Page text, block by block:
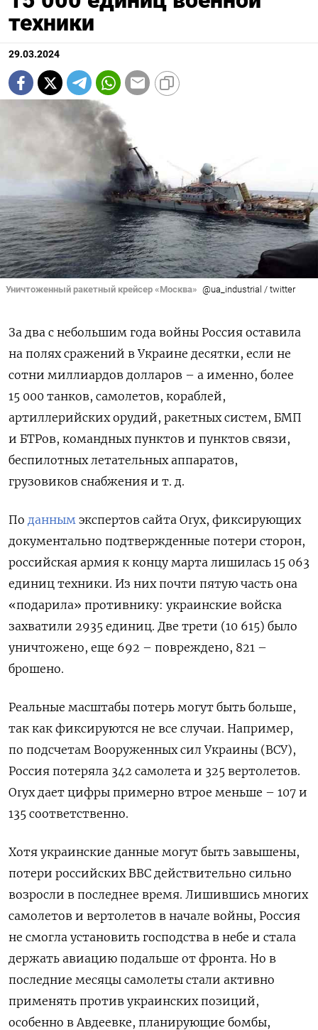
техники
29.03.2024
Уничтоженный ракетный крейсер «Москва» @ua_industrial / twitter
За два с небольшим года войны Россия оставила
на полях сражений в Украине десятки, если не
сотни миллиардов долларов – а именно, более
15 000 танков, самолетов, кораблей,
артиллерийских орудий, ракетных систем, БМП
и БТРов, командных пунктов и пунктов связи,
беспилотных летательных аппаратов,
грузовиков снабжения и т. д.
По данным экспертов сайта Oryx, фиксирующих
документально подтвержденные потери сторон,
российская армия к концу марта лишилась 15 063
единиц техники. Из них почти пятую часть она
«подарила» противнику: украинские войска
захватили 2935 единиц. Две трети (10 615) было
уничтожено, еще 692 – повреждено, 821 –
брошено.
Реальные масштабы потерь могут быть больше,
так как фиксируются не все случаи. Например,
по подсчетам Вооруженных сил Украины (ВСУ),
Россия потеряла 342 самолета и 325 вертолетов.
Oryx дает цифры примерно втрое меньше – 107 и
135 соответственно.
Хотя украинские данные могут быть завышены,
потери российских ВВС действительно сильно
возросли в последнее время. Лишившись многих
самолетов и вертолетов в начале войны, Россия
не смогла установить господства в небе и стала
держать авиацию подальше от фронта. Но в
последние месяцы самолеты стали активно
применять против украинских позиций,
особенно в Авдеевке, планирующие бомбы,